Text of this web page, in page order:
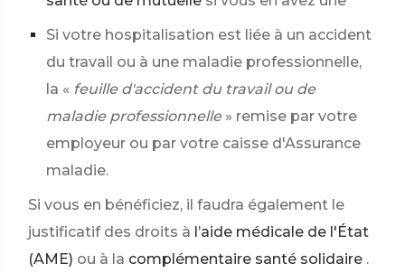
Si votre hospitalisation est liée à un accident
du travail ou à une maladie professionnelle,
la « feuille d'accident du travail ou de
maladie professionnelle » remise par votre
employeur ou par votre caisse d'Assurance
maladie.
Si vous en bénéficiez, il faudra également le
justificatif des droits à l’aide médicale de l'État
(AME) ou à la complémentaire santé solidaire .